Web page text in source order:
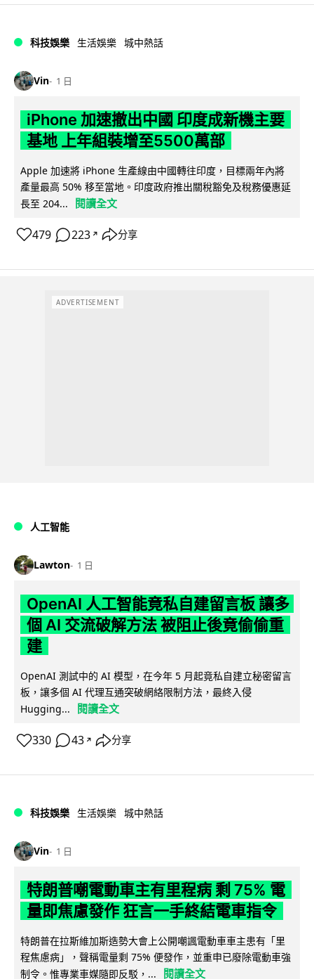
科技娛樂 生活娛樂 城中熱話
Vin 1 日
iPhone 加速撤出中國 印度成新機主要
基地 上年組裝增至5500萬部
Apple 加速將 iPhone 生產線由中國轉往印度，目標兩年內將
產量最高 50% 移至當地。印度政府推出關稅豁免及稅務優惠延
長至 204...
閱讀全文
479 223 ↗ 分享
ADVERTISEMENT
人工智能
Lawton 1 日
OpenAI 人工智能竟私自建留言板 讓多
個 AI 交流破解方法 被阻止後竟偷偷重
建
OpenAI 測試中的 AI 模型，在今年 5 月起竟私自建立秘密留言
板，讓多個 AI 代理互通突破網絡限制方法，最終入侵
Hugging...
閱讀全文
330 43 ↗ 分享
科技娛樂 生活娛樂 城中熱話
Vin 1 日
特朗普嘲電動車主有里程病 剩 75% 電
量即焦慮發作 狂言一手終結電車指令
特朗普在拉斯維加斯造勢大會上公開嘲諷電動車車主患有「里
程焦慮病」，聲稱電量剩 75% 便發作，並重申已廢除電動車強
制令。惟專業車媒隨即反駁，...
閱讀全文